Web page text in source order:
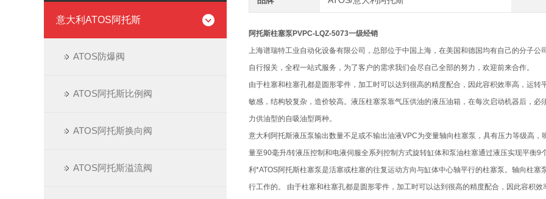
意大利ATOS阿托斯
ATOS防爆阀
ATOS阿托斯比例阀
ATOS阿托斯换向阀
ATOS阿托斯溢流阀
阿托斯柱塞泵PVPC-LQZ-5073一级经销
上海谱瑞特工业自动化设备有限公司，总部位于中国上海，在美国和德国均有自己的分子
自行报关，全程一站式服务，为了客户的需求我们会尽自己全部的努力，欢迎前来合作。
由于柱塞和柱塞孔都是圆形零件，加工时可以达到很高的精度配合，因此容积效率高，运
敏感，结构较复杂，造价较高。液压柱塞泵靠气压供油的液压油箱，在每次启动机器后，
力供油型的自吸油型两种。
意大利阿托斯液压泵输出数量不足或不输出油液VPC为变量轴向柱塞泵，具有压力等级高
量至90毫升/转液压控制和电液伺服全系列控制方式旋转缸体和泵油柱塞通过液压实现平衡
利*ATOS阿托斯柱塞泵是活塞或柱塞的往复运动方向与缸体中心轴平行的柱塞泵。轴向柱
行工作的。 由于柱塞和柱塞孔都是圆形零件，加工时可以达到很高的精度配合，因此容积